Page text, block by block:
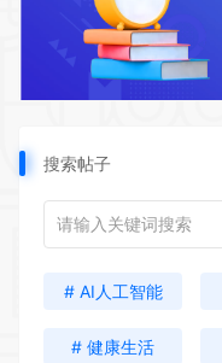
搜索帖子
# AI人工智能
# 健康生活